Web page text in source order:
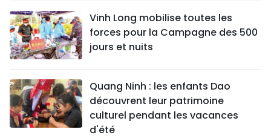
Vinh Long mobilise toutes les
forces pour la Campagne des 500
jours et nuits
Quang Ninh : les enfants Dao
découvrent leur patrimoine
culturel pendant les vacances
d'été